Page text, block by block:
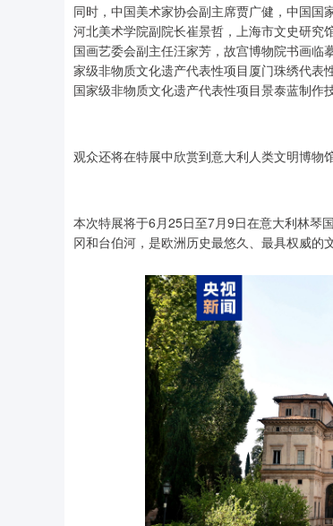
同时，中国美术家协会副主席贾广健，中国国
河北美术学院副院长崔景哲，上海市文史研究
国画艺委会副主任汪家芳，故宫博物院书画
家级非物质文化遗产代表性项目厦门珠绣代表
国家级非物质文化遗产代表性项目景泰蓝制作
观众还将在特展中欣赏到意大利人类文明博物
本次特展将于6月25日至7月9日在意大利林琴
冈和台伯河，是欧洲历史最悠久、最具权威的